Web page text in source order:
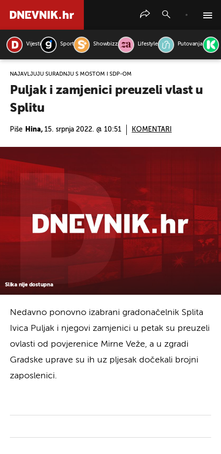
Vijesti Sport Showbizz Lifestyle Putovanja
NAJAVLJUJU SURADNJU S MOSTOM I SDP-OM
Puljak i zamjenici preuzeli vlast u
Splitu
Piše Hina, 15. srpnja 2022. @ 10:51 KOMENTARI
Slika nije dostupna
Nedavno ponovno izabrani gradonačelnik Splita
Ivica Puljak i njegovi zamjenici u petak su preuzeli
ovlasti od povjerenice Mirne Veže, a u zgradi
Gradske uprave su ih uz pljesak dočekali brojni
zaposlenici.
PRETRAŽITE VIJESTI